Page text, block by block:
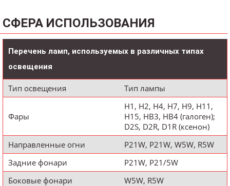
СФЕРА ИСПОЛЬЗОВАНИЯ
Перечень ламп, используемых в различных типах
освещения
Тип освещения Тип лампы
Фары
H1, H2, H4, H7, H9, H11,
H15, HB3, HB4 (галоген);
D2S, D2R, D1R (ксенон)
Направленные огни
P21W, P21W, W5W, R5W
Задние фонари
P21W, P21/5W
Боковые фонари
W5W, R5W